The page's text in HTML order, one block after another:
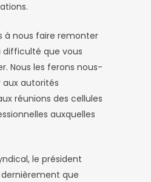
à nous faire remonter
que vous
Nous les ferons nous-
autorités
réunions des cellules
auxquelles
le président
que